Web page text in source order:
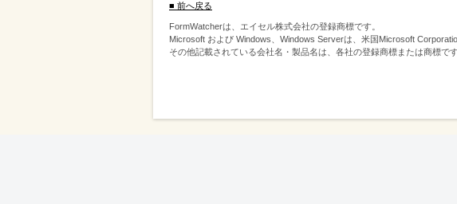
■ 前へ戻る
FormWatcherは、エイセル株式会社の登録商標です。
Microsoft および Windows、Windows Serverは、米国Microsoft
その他記載されている会社名・製品名は、各社の登録商標または商標です